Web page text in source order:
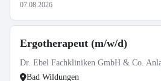
07.08.2026
Ergotherapeut (m/w/d)
Dr. Ebel Fachkliniken GmbH & Co.
Bad Wildungen